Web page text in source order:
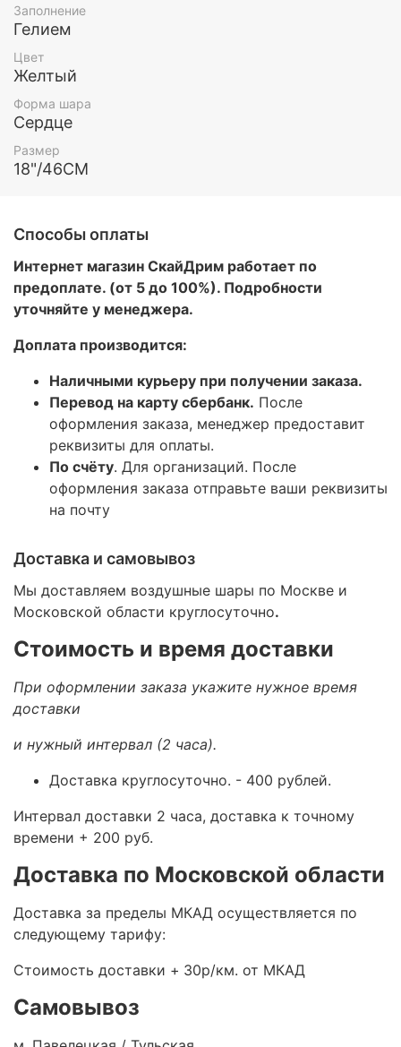
Заполнение
Гелием
Цвет
Желтый
Форма шара
Сердце
Размер
18"/46СМ
Способы оплаты
Интернет магазин СкайДрим работает по
предоплате. (от 5 до 100%). Подробности
уточняйте у менеджера.
Доплата производится:
Наличными курьеру при получении заказа.
Перевод на карту сбербанк. После
оформления заказа, менеджер предоставит
реквизиты для оплаты.
По счёту. Для организаций. После
оформления заказа отправьте ваши реквизиты
на почту
Доставка и самовывоз
Мы доставляем воздушные шары по Москве и
Московской области круглосуточно.
Стоимость и время доставки
При оформлении заказа укажите нужное время
доставки
и нужный интервал (2 часа).
Доставка круглосуточно. - 400 рублей.
Интервал доставки 2 часа, доставка к точному
времени + 200 руб.
Доставка по Московской области
Доставка за пределы МКАД осуществляется по
следующему тарифу:
Стоимость доставки + 30р/км. от МКАД
Самовывоз